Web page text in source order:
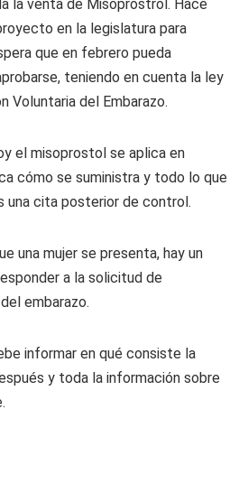
la venta de Misoprostrol. Hace
en la legislatura para
que en febrero pueda
teniendo en cuenta la ley
Voluntaria del Embarazo.
el misoprostol se aplica en
cómo se suministra y todo lo que
una cita posterior de control.
una mujer se presenta, hay un
a la solicitud de
embarazo.
informar en qué consiste la
y toda la información sobre